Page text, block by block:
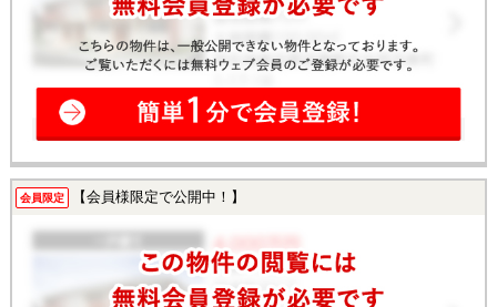
会員限定 【会員様限定で公開中！】